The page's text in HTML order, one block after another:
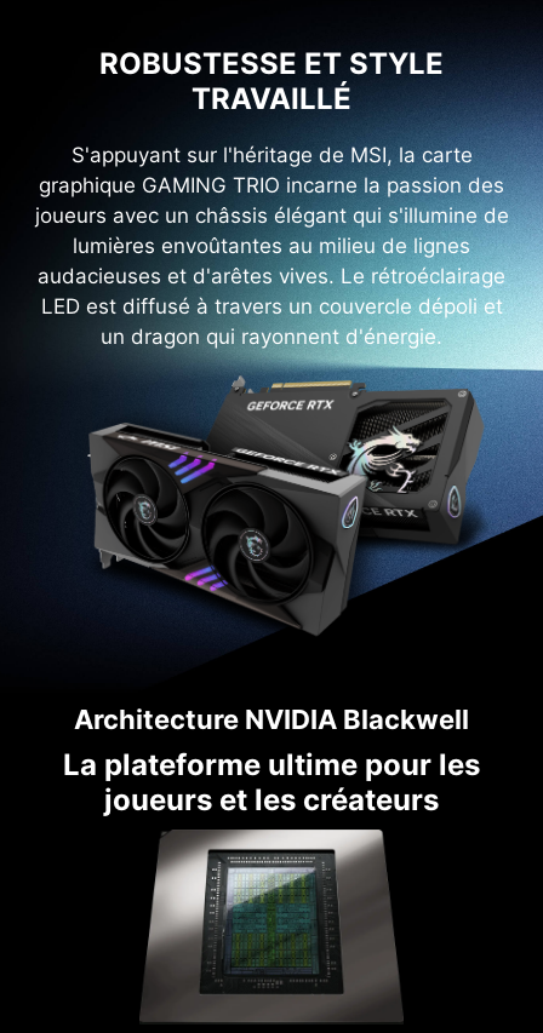
ROBUSTESSE ET STYLE
TRAVAILLÉ
S'appuyant sur l'héritage de MSI, la carte
graphique GAMING TRIO incarne la passion des
joueurs avec un châssis élégant qui s'illumine de
lumières envoûtantes au milieu de lignes
audacieuses et d'arêtes vives. Le rétroéclairage
LED est diffusé à travers un couvercle dépoli et
un dragon qui rayonnent d'énergie.
Architecture NVIDIA Blackwell
La plateforme ultime pour les
joueurs et les créateurs